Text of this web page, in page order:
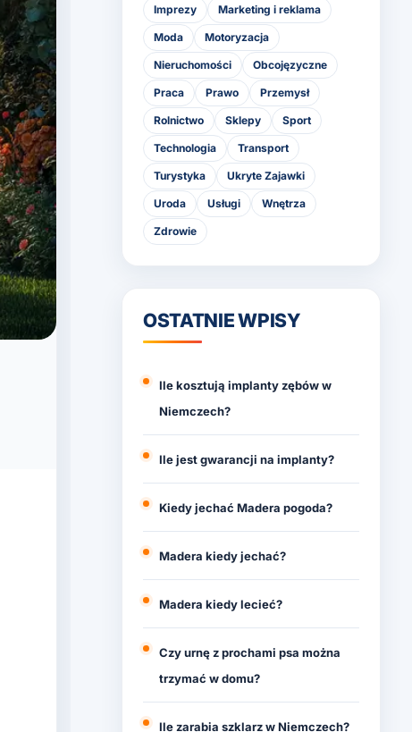
Imprezy Marketing i reklama
Moda Motoryzacja
Nieruchomości Obcojęzyczne
Praca Prawo Przemysł
Rolnictwo Sklepy Sport
Technologia Transport
Turystyka Ukryte Zajawki
Uroda Usługi Wnętrza
Zdrowie
OSTATNIE WPISY
Ile kosztują implanty zębów w
Niemczech?
Ile jest gwarancji na implanty?
Kiedy jechać Madera pogoda?
Madera kiedy jechać?
Madera kiedy lecieć?
Czy urnę z prochami psa można
trzymać w domu?
Ile zarabia szklarz w Niemczech?